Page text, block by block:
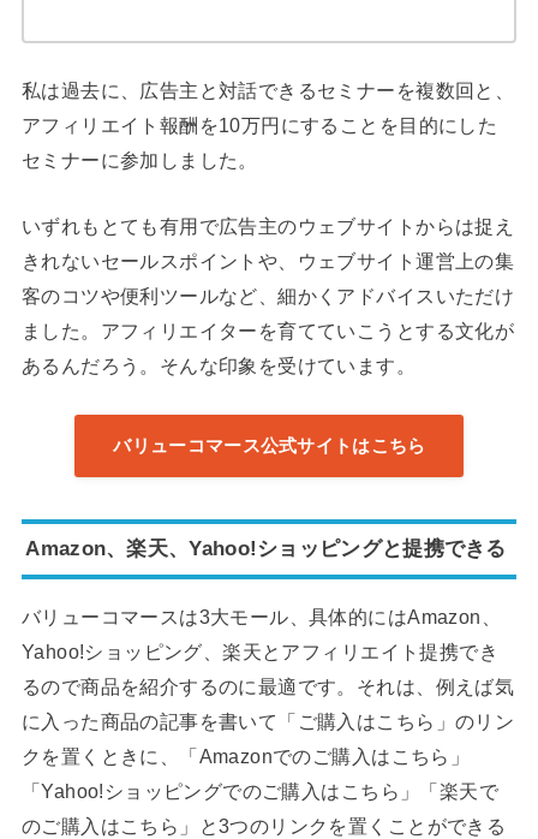
私は過去に、広告主と対話できるセミナーを複数回と、
アフィリエイト報酬を10万円にすることを目的にした
セミナーに参加しました。
いずれもとても有用で広告主のウェブサイトからは捉え
きれないセールスポイントや、ウェブサイト運営上の集
客のコツや便利ツールなど、細かくアドバイスいただけ
ました。アフィリエイターを育てていこうとする文化が
あるんだろう。そんな印象を受けています。
バリューコマース公式サイトはこちら
Amazon、楽天、Yahoo!ショッピングと提携できる
バリューコマースは3大モール、具体的にはAmazon、
Yahoo!ショッピング、楽天とアフィリエイト提携でき
るので商品を紹介するのに最適です。それは、例えば気
に入った商品の記事を書いて「ご購入はこちら」のリン
クを置くときに、「Amazonでのご購入はこちら」
「Yahoo!ショッピングでのご購入はこちら」「楽天で
のご購入はこちら」と3つのリンクを置くことができる